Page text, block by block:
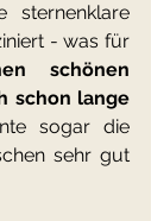
- was für
schönen
schon lange
sogar die
sehr gut